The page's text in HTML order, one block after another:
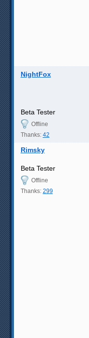
NightFox
Beta Tester
Offline
Thanks: 42
Rimsky
Beta Tester
Offline
Thanks: 299